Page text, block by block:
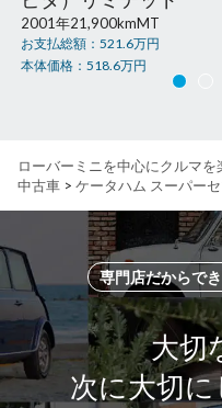
2001年21,900kmMT
お支払総額： 521.6万円
本体価格： 518.6万円
ローバーミニを中心にクルマを
中古車 > ケータハム スーパー
専門店だからで
大切
次に大切